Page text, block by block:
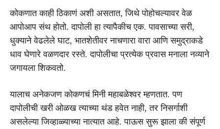
कोकणात काही ठिकाणं अशी असतात, जिथे पोहोचल्यावर वेळ
आपोआप संथ होतो. दापोली हा त्यापैकीच एक. पावसाच्या सरी,
धुक्याने वेढलेले घाट, भातशेतीवर नाचणारा वारा आणि समुद्राकडे
धाव घेणारे वळणदार रस्ते. दापोलीचा प्रत्येक प्रवास मनाला नव्याने
जगायला शिकवतो.
यालाच अनेकजण कोकणचं मिनी महाबळेश्वर म्हणतात. पण
दापोलीची खरी ओळख त्याच्या थंड हवेत नाही, तर निसर्गाशी
असलेल्या जिव्हाळ्याच्या नात्यात आहे. पाऊस सुरू झाला की संपूर्ण